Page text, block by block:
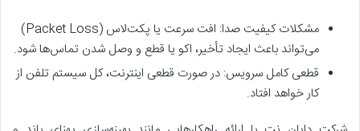
مشکلات کیفیت صدا: افت سرعت یا پکت‌لاس (Packet Loss)
می‌تواند باعث ایجاد تأخیر، اکو یا قطع و وصل شدن تماس‌ها شود.
قطعی کامل سرویس: در صورت قطعی اینترنت، کل سیستم تلفن از
کار خواهد افتاد.